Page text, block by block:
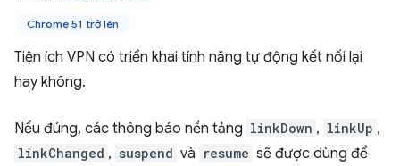
Chrome 51 trở lên
Tiện ích VPN có triển khai tính năng tự động kết nối lại
hay không.
Nếu đúng, các thông báo nền tảng linkDown , linkUp ,
linkChanged , suspend và resume sẽ được dùng để